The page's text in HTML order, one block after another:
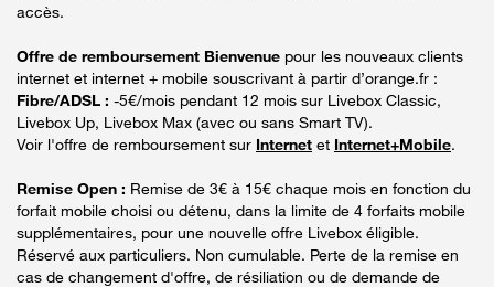
accès.
Offre de remboursement Bienvenue pour les nouveaux clients
internet et internet + mobile souscrivant à partir d’orange.fr :
Fibre/ADSL : -5€/mois pendant 12 mois sur Livebox Classic,
Livebox Up, Livebox Max (avec ou sans Smart TV).
Voir l'offre de remboursement sur Internet et Internet+Mobile.
Remise Open : Remise de 3€ à 15€ chaque mois en fonction du
forfait mobile choisi ou détenu, dans la limite de 4 forfaits mobile
supplémentaires, pour une nouvelle offre Livebox éligible.
Réservé aux particuliers. Non cumulable. Perte de la remise en
cas de changement d'offre, de résiliation ou de demande de